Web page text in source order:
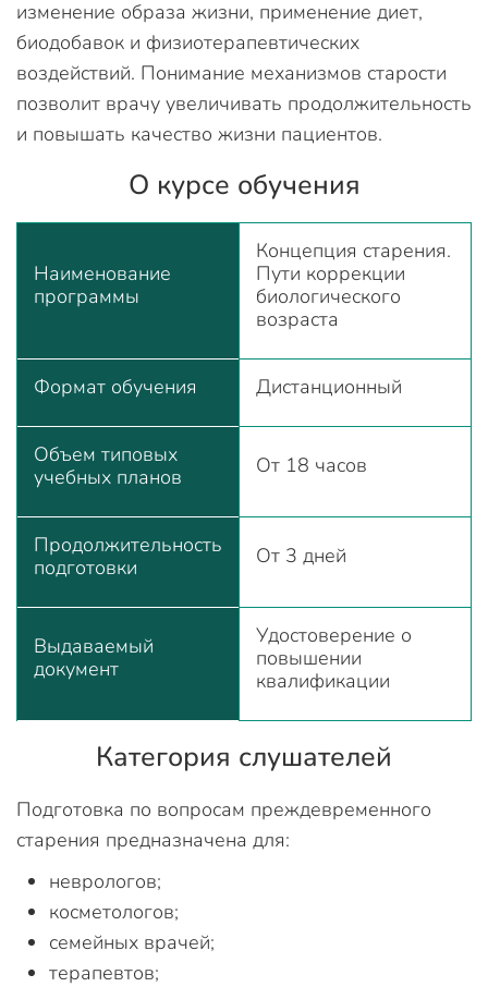
изменение образа жизни, применение диет,
биодобавок и физиотерапевтических
воздействий. Понимание механизмов старости
позволит врачу увеличивать продолжительность
и повышать качество жизни пациентов.
О курсе обучения
Наименование
программы
Концепция старения.
Пути коррекции
биологического
возраста
Формат обучения Дистанционный
Объем типовых
учебных планов
От 18 часов
Продолжительность
подготовки
От 3 дней
Выдаваемый
документ
Удостоверение о
повышении
квалификации
Категория слушателей
Подготовка по вопросам преждевременного
старения предназначена для:
неврологов;
косметологов;
семейных врачей;
терапевтов;